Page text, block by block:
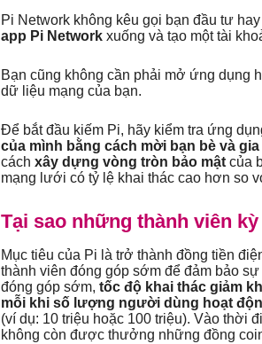
Pi Network không kêu gọi bạn đầu tư
app Pi Network xuống và tạo một tài
Bạn cũng không cần phải mở ứng dụng
dữ liệu mạng của bạn.
Để bắt đầu kiếm Pi, hãy kiểm tra ứng
của mình bằng cách mời bạn bè và
cách xây dựng vòng tròn bảo mật của
mạng lưới có tỷ lệ khai thác cao hơn so
Tại sao những thành viên
Mục tiêu của Pi là trở thành đồng tiền
thành viên đóng góp sớm để đảm bảo
đóng góp sớm, tốc độ khai thác giảm
mỗi khi số lượng người dùng hoạt
(ví dụ: 10 triệu hoặc 100 triệu). Vào thời
không còn được thưởng những đồng